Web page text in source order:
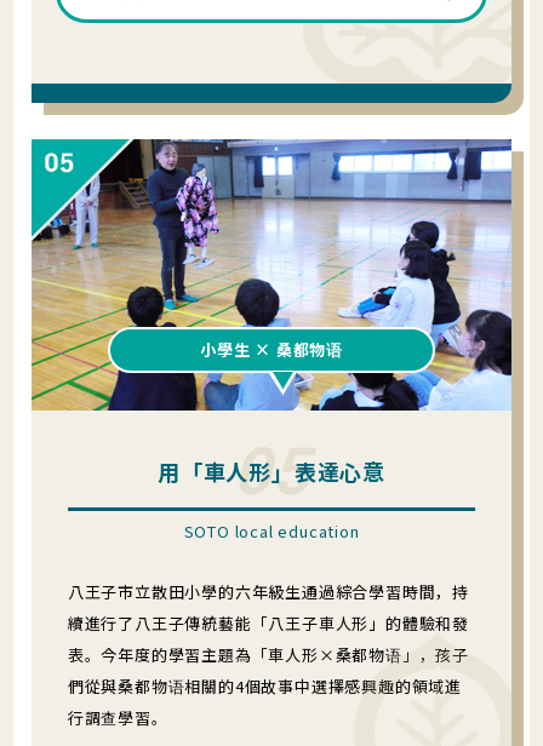
小學生 × 桑都物语
用「車人形」表達心意
05
SOTO local education
八王子市立散田小學的六年級生通過綜合學習時間，持
續進行了八王子傳統藝能「八王子車人形」的體驗和發
表。今年度的學習主題為「車人形×桑都物语」，孩子
們從與桑都物语相關的4個故事中選擇感興趣的領域進
行調查學習。